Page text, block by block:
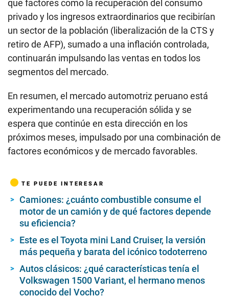
que factores como la recuperación del consumo
privado y los ingresos extraordinarios que recibirían
un sector de la población (liberalización de la CTS y
retiro de AFP), sumado a una inflación controlada,
continuarán impulsando las ventas en todos los
segmentos del mercado.
En resumen, el mercado automotriz peruano está
experimentando una recuperación sólida y se
espera que continúe en esta dirección en los
próximos meses, impulsado por una combinación de
factores económicos y de mercado favorables.
TE PUEDE INTERESAR
Camiones: ¿cuánto combustible consume el
motor de un camión y de qué factores depende
su eficiencia?
Este es el Toyota mini Land Cruiser, la versión
más pequeña y barata del icónico todoterreno
Autos clásicos: ¿qué características tenía el
Volkswagen 1500 Variant, el hermano menos
conocido del Vocho?